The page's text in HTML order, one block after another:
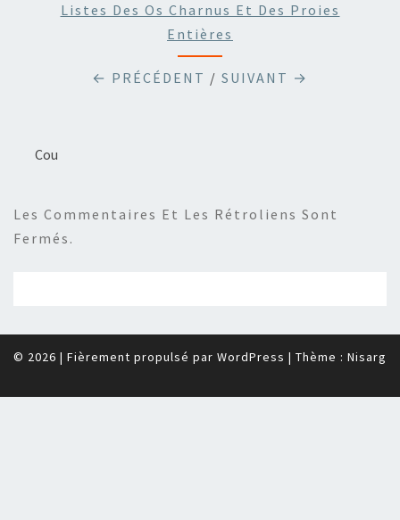
Listes Des Os Charnus Et Des Proies
Entières
← PRÉCÉDENT / SUIVANT →
Cou
Les Commentaires Et Les Rétroliens Sont
Fermés.
© 2026 | Fièrement propulsé par WordPress | Thème : Nisarg